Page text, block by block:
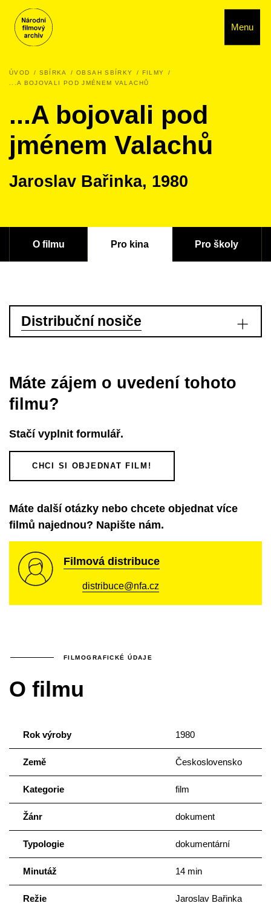
Menu
ÚVOD SBÍRKA OBSAH SBÍRKY
FILMY
...A BOJOVALI POD JMÉNEM VALACHŮ
...A bojovali pod
jménem Valachů
Jaroslav Bařinka, 1980
O filmu Pro kina Pro školy
Distribuční nosiče
Máte zájem o uvedení tohoto
filmu?
Stačí vyplnit formulář.
CHCI SI OBJEDNAT FILM!
Máte další otázky nebo chcete objednat více
filmů najednou? Napište nám.
Filmová distribuce
distribuce@nfa.cz
FILMOGRAFICKÉ ÚDAJE
O filmu
Rok výroby 1980
Země Československo
Kategorie film
Žánr dokument
Typologie dokumentární
Minutáž 14 min
Režie Jaroslav Bařinka